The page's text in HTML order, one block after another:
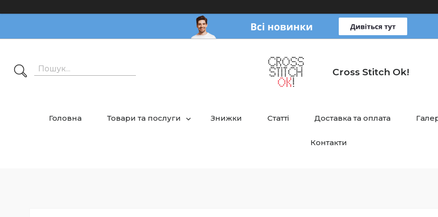
Cross Stitch Ok!
Головна Товари та послуги Знижки Статті Доставка та оплата
Контакти